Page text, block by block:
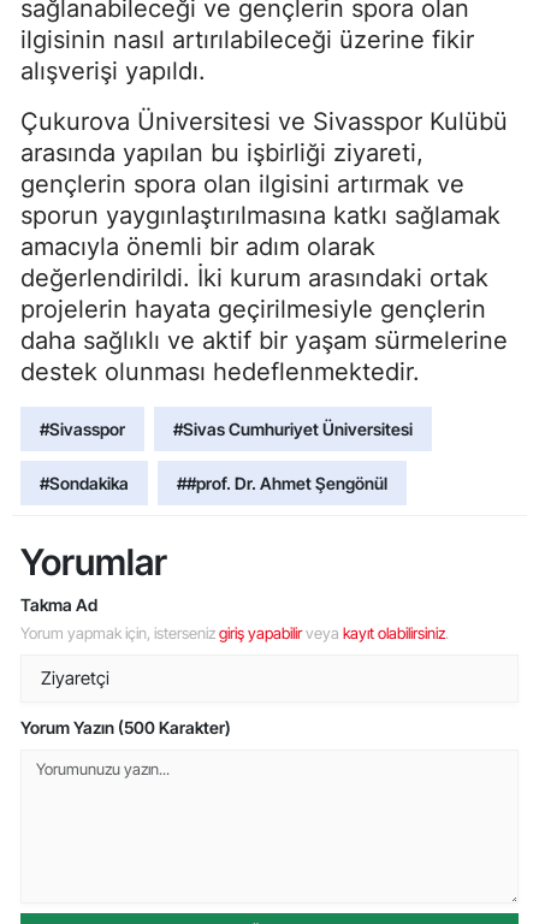
sağlanabileceği ve gençlerin spora olan
ilgisinin nasıl artırılabileceği üzerine fikir
alışverişi yapıldı.
Çukurova Üniversitesi ve Sivasspor Kulübü
arasında yapılan bu işbirliği ziyareti,
gençlerin spora olan ilgisini artırmak ve
sporun yaygınlaştırılmasına katkı sağlamak
amacıyla önemli bir adım olarak
değerlendirildi. İki kurum arasındaki ortak
projelerin hayata geçirilmesiyle gençlerin
daha sağlıklı ve aktif bir yaşam sürmelerine
destek olunması hedeflenmektedir.
#Sivasspor #Sivas Cumhuriyet Üniversitesi
#Sondakika ##prof. Dr. Ahmet Şengönül
Yorumlar
Takma Ad
Yorum yapmak için, istersenizgiriş yapabilirveya kayıt olabilirsiniz.
Yorum Yazın (500 Karakter)